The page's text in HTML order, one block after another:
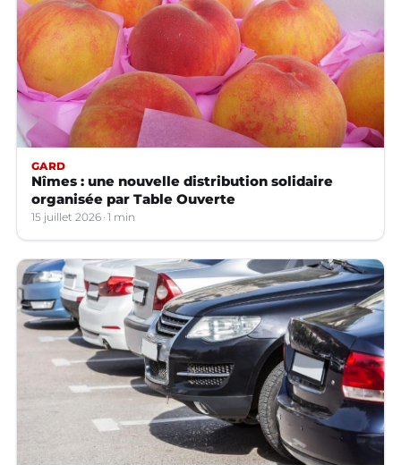
GARD
Nîmes : une nouvelle distribution solidaire
organisée par Table Ouverte
15 juillet 2026 1 min